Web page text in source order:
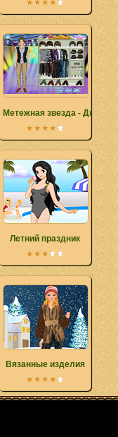
Метежная звезда - Диего
Летний праздник
Вязанные изделия